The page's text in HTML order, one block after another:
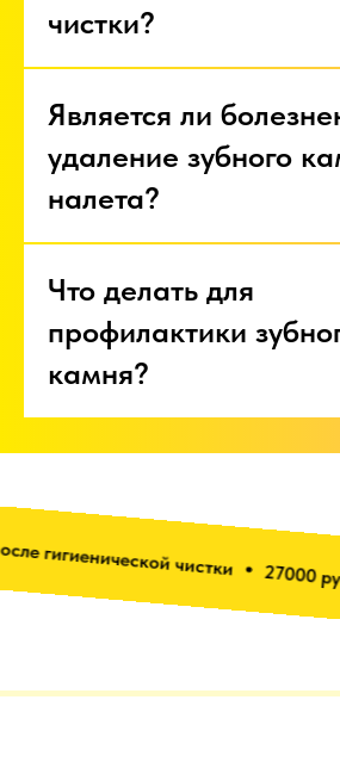
чистки?
Является ли
удаление зубного
налета?
Что делать для
профилактики
камня?
чистки
27000 руб.